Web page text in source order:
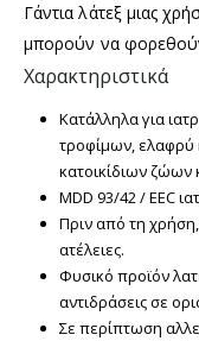
Γάντια λάτεξ μιας
μπορούν να
Χαρακτηριστικά
Κατάλληλα για
τροφίμων, ελαφρύ
κατοικίδιων ζώων
MDD 93/42 / EEC
Πριν από τη
ατέλειες.
Φυσικό προϊόν
αντιδράσεις σε
Σε περίπτωση